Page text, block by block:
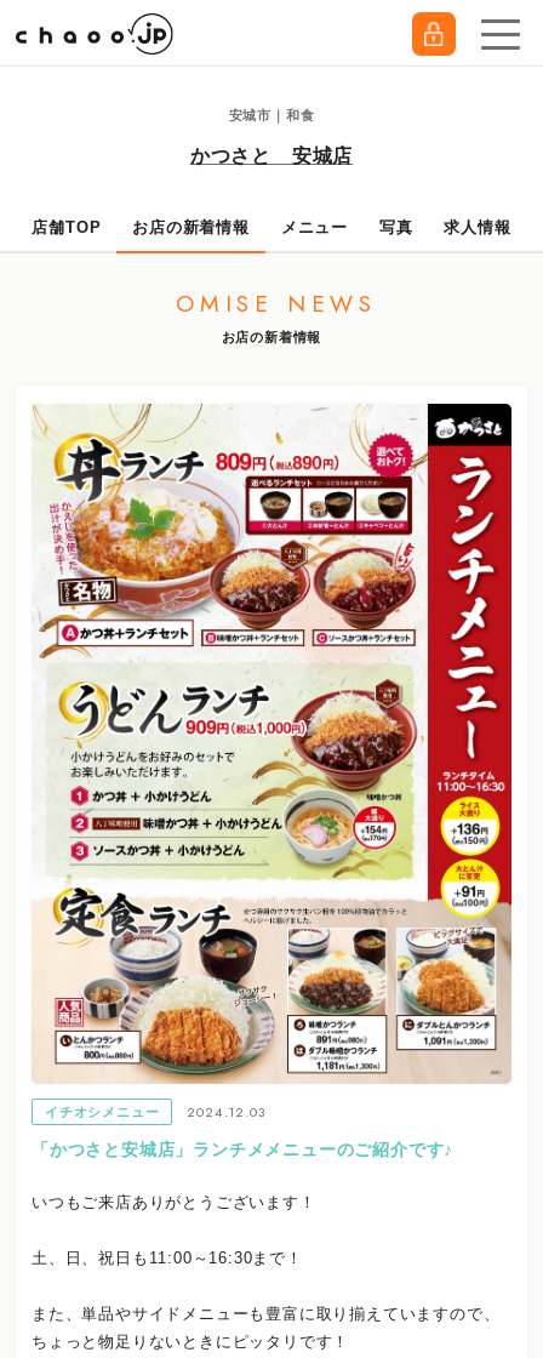
安城市｜和食
かつさと 安城店
店舗TOP お店の新着情報 メニュー 写真 求人情報
OMISE NEWS
お店の新着情報
イチオシメニュー
2024.12.03
「かつさと安城店」ランチメメニューのご紹介です♪
いつもご来店ありがとうございます！
土、日、祝日も11:00～16:30まで！
また、単品やサイドメニューも豊富に取り揃えていますので、
ちょっと物足りないときにピッタリです！